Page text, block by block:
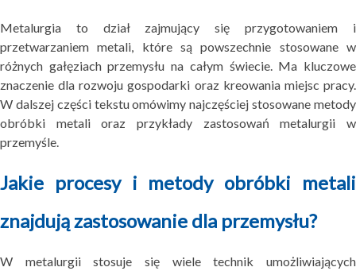
Metalurgia to dział zajmujący się przygotowaniem i
przetwarzaniem metali, które są powszechnie stosowane w
różnych gałęziach przemysłu na całym świecie. Ma kluczowe
znaczenie dla rozwoju gospodarki oraz kreowania miejsc pracy.
W dalszej części tekstu omówimy najczęściej stosowane metody
obróbki metali oraz przykłady zastosowań metalurgii w
przemyśle.
Jakie procesy i metody obróbki metali
znajdują zastosowanie dla przemysłu?
W metalurgii stosuje się wiele technik umożliwiających